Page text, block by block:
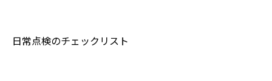
日常点検のチェックリスト